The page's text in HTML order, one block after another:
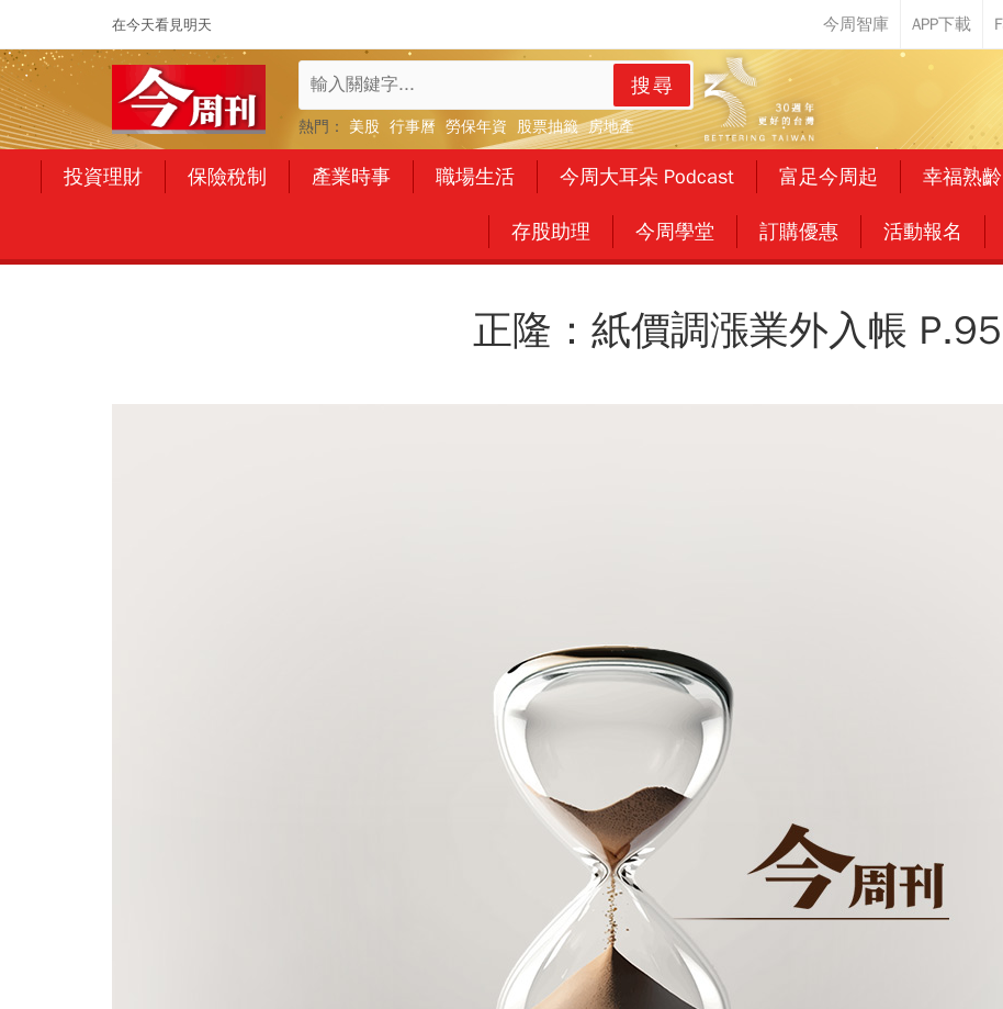
在今天看見明天
搜尋
熱門： 美股 行事曆 勞保年資 股票抽籤 房地產
投資理財 保險稅制 產業時事 職場生活 今周大耳朵 Podcast 富足今周起 幸福熟齡
存股助理 今周學堂 訂購優惠 活動報名
正隆：紙價調漲業外入帳 P.95